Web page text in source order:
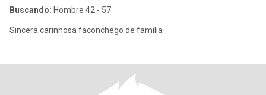
Buscando: Hombre 42 - 57
Sincera carinhosa faconchego de familia